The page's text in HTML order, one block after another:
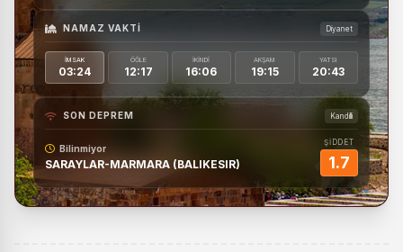
NAMAZ VAKTI Diyanet
İMSAK
03:24
ÖĞLE
12:17
İKINDI
16:06
AKŞAM
19:15
YATSI
20:43
SON DEPREM Kandilli
Bilinmiyor
SARAYLAR-MARMARA (BALIKESIR)
ŞİDDET
1.7